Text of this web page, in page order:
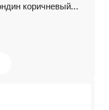
коричневый